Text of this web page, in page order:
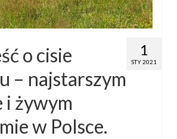
1
STY 2021
o cisie
– najstarszym
i żywym
w Polsce.